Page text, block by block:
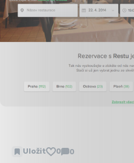
Uložit 0 0
Zobrazit